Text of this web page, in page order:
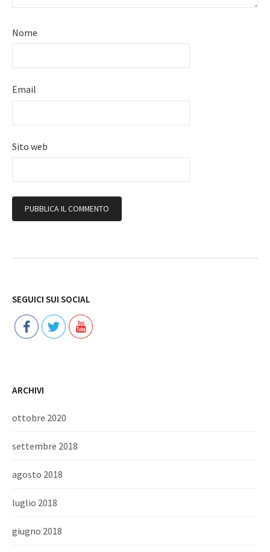
Nome
Email
Sito web
SEGUICI SUI SOCIAL
ARCHIVI
ottobre 2020
settembre 2018
agosto 2018
luglio 2018
giugno 2018